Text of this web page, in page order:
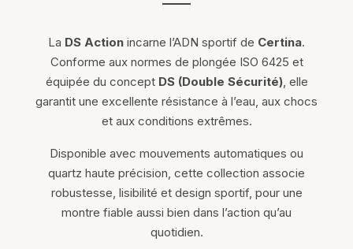
La DS Action incarne l’ADN sportif de Certina.
Conforme aux normes de plongée ISO 6425 et
équipée du concept DS (Double Sécurité), elle
garantit une excellente résistance à l’eau, aux chocs
et aux conditions extrêmes.
Disponible avec mouvements automatiques ou
quartz haute précision, cette collection associe
robustesse, lisibilité et design sportif, pour une
montre fiable aussi bien dans l’action qu’au
quotidien.